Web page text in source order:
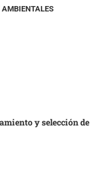
AMBIENTALES
y selección de